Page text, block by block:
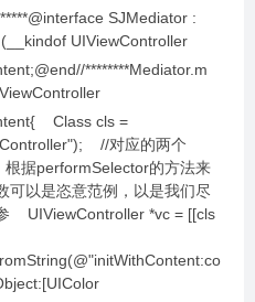
SJMediator :
UIViewController
********Mediator.m
Class cls =
//对应的两个
据performSelector的方法来
可以是恣意范例，以是我们尽
UIViewController *vc = [[cls